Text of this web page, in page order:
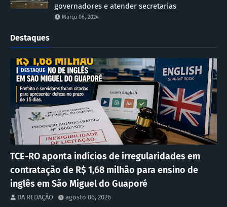
governadores e atender secretarias
Março 06, 2024
Destaques
DESTAQUE
TCE-RO aponta indícios de irregularidades em
contratação de R$ 1,68 milhão para ensino de
inglês em São Miguel do Guaporé
DA REDAÇÃO agosto 06, 2026